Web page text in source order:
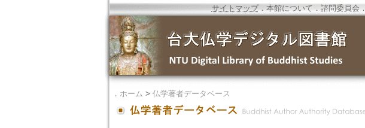
サイトマップ．本館について．諮問委員会．
． ホーム > 仏学著者データベース